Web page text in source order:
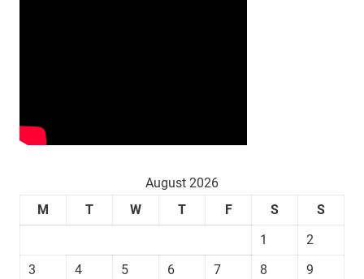
August 2026
M
T W T F S
S
1
2
3
4 5 6 7 8
9